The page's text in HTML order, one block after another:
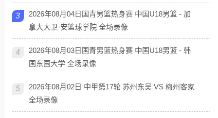
3
2026年08月04日国青男篮热身赛 中国U18男篮 - 加
拿大大卫·安篮球学院 全场录像
4
2026年08月03日国青男篮热身赛 中国U18男篮 - 韩
国东国大学 全场录像
5
2026年08月02日 中甲第17轮 苏州东吴 VS 梅州客家
全场录像